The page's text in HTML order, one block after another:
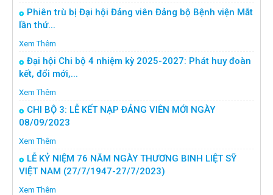
Phiên trù bị Đại hội Đảng viên Đảng bộ Bệnh viện Mắt
lần thứ...
Xem Thêm
Đại hội Chi bộ 4 nhiệm kỳ 2025-2027: Phát huy đoàn
kết, đổi mới,...
Xem Thêm
CHI BỘ 3: LỄ KẾT NẠP ĐẢNG VIÊN MỚI NGÀY
08/09/2023
Xem Thêm
LỄ KỶ NIỆM 76 NĂM NGÀY THƯƠNG BINH LIỆT SỸ
VIỆT NAM (27/7/1947-27/7/2023)
Xem Thêm